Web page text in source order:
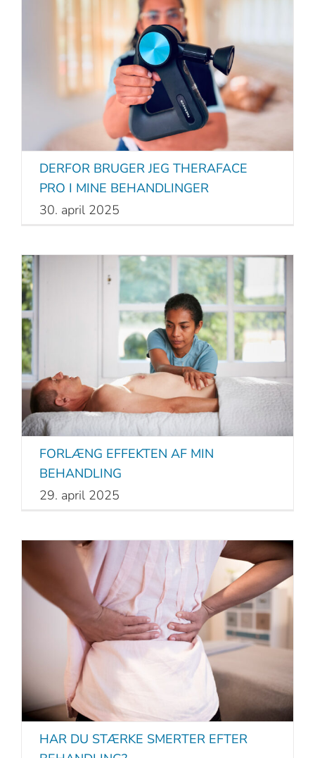
DERFOR BRUGER JEG THERAFACE
PRO I MINE BEHANDLINGER
30. april 2025
FORLÆNG EFFEKTEN AF MIN
BEHANDLING
29. april 2025
HAR DU STÆRKE SMERTER EFTER